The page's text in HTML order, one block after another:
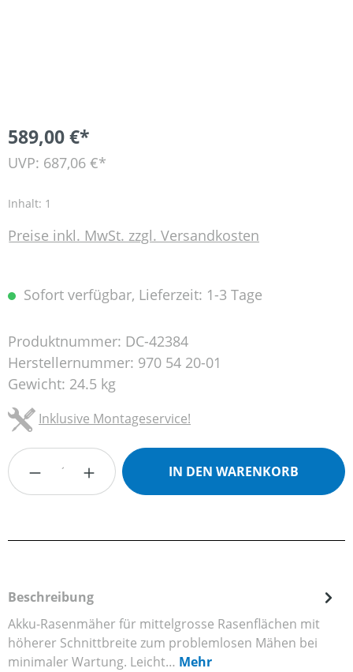
589,00 €*
UVP: 687,06 €*
Inhalt: 1
Preise inkl. MwSt. zzgl. Versandkosten
Sofort verfügbar, Lieferzeit: 1-3 Tage
Produktnummer: DC-42384
Herstellernummer: 970 54 20-01
Gewicht: 24.5 kg
Inklusive Montageservice!
Produkt Anzahl: Gib den gewünschten
IN DEN WARENKORB
Beschreibung
Akku-Rasenmäher für mittelgrosse Rasenflächen mit
höherer Schnittbreite zum problemlosen Mähen bei
minimaler Wartung. Leicht… Mehr